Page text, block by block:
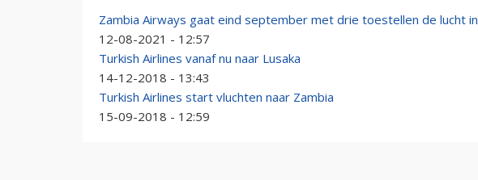
Zambia Airways gaat eind september met drie toestellen de lucht in
12-08-2021 - 12:57
Turkish Airlines vanaf nu naar Lusaka
14-12-2018 - 13:43
Turkish Airlines start vluchten naar Zambia
15-09-2018 - 12:59